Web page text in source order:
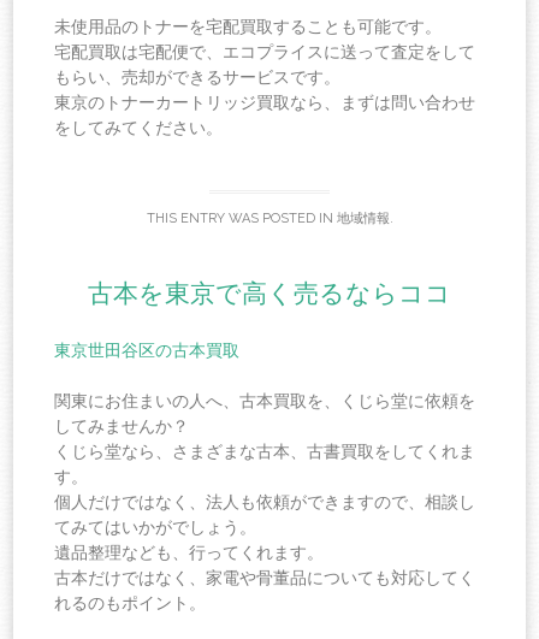
未使用品のトナーを宅配買取することも可能です。
宅配買取は宅配便で、エコプライスに送って査定をして
もらい、売却ができるサービスです。
東京のトナーカートリッジ買取なら、まずは問い合わせ
をしてみてください。
THIS ENTRY WAS POSTED IN 地域情報.
古本を東京で高く売るならココ
東京世田谷区の古本買取
関東にお住まいの人へ、古本買取を、くじら堂に依頼を
してみませんか？
くじら堂なら、さまざまな古本、古書買取をしてくれま
す。
個人だけではなく、法人も依頼ができますので、相談し
てみてはいかがでしょう。
遺品整理なども、行ってくれます。
古本だけではなく、家電や骨董品についても対応してく
れるのもポイント。